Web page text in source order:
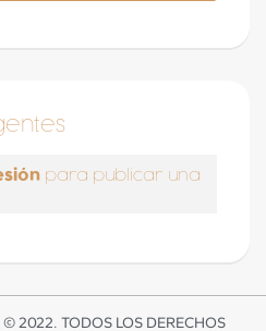
para publicar una
2022. TODOS LOS DERECHOS